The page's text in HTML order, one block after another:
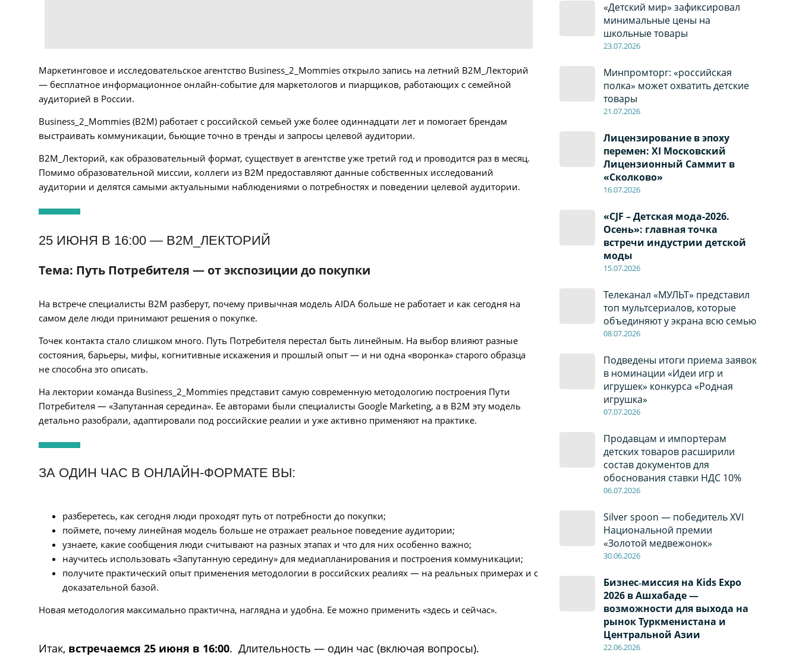
«Детский мир» зафиксировал
минимальные цены на
школьные товары
23.07.2026
Минпромторг: «российская
полка» может охватить детские
товары
21.07.2026
Лицензирование в эпоху
перемен: XI Московский
Лицензионный Саммит в
«Сколково»
16.07.2026
«CJF – Детская мода-2026.
Осень»: главная точка
встречи индустрии детской
моды
15.07.2026
Телеканал «МУЛЬТ» представил
топ мультсериалов, которые
объединяют у экрана всю семью
08.07.2026
Подведены итоги приема заявок
в номинации «Идеи игр и
игрушек» конкурса «Родная
игрушка»
07.07.2026
Продавцам и импортерам
детских товаров расширили
состав документов для
обоснования ставки НДС 10%
06.07.2026
Silver spoon — победитель XVI
Национальной премии
«Золотой медвежонок»
30.06.2026
Бизнес‑миссия на Kids Expo
2026 в Ашхабаде —
возможности для выхода на
рынок Туркменистана и
Центральной Азии
22.06.2026
Маркетинговое и исследовательское агентство Business_2_Mommies открыло запись на летний B2M_Лекторий
— бесплатное информационное онлайн-событие для маркетологов и пиарщиков, работающих с семейной
аудиторией в России.
Business_2_Mommies (B2M) работает с российской семьей уже более одиннадцати лет и помогает брендам
выстраивать коммуникации, бьющие точно в тренды и запросы целевой аудитории.
B2M_Лекторий, как образовательный формат, существует в агентстве уже третий год и проводится раз в месяц.
Помимо образовательной миссии, коллеги из B2M предоставляют данные собственных исследований
аудитории и делятся самыми актуальными наблюдениями о потребностях и поведении целевой аудитории.
25 ИЮНЯ В 16:00 — B2M_ЛЕКТОРИЙ
Тема: Путь Потребителя — от экспозиции до покупки
На встрече специалисты B2M разберут, почему привычная модель AIDA больше не работает и как сегодня на
самом деле люди принимают решения о покупке.
Точек контакта стало слишком много. Путь Потребителя перестал быть линейным. На выбор влияют разные
состояния, барьеры, мифы, когнитивные искажения и прошлый опыт — и ни одна «воронка» старого образца
не способна это описать.
На лектории команда Business_2_Mommies представит самую современную методологию построения Пути
Потребителя — «Запутанная середина». Ее авторами были специалисты Google Marketing, а в B2M эту модель
детально разобрали, адаптировали под российские реалии и уже активно применяют на практике.
ЗА ОДИН ЧАС В ОНЛАЙН-ФОРМАТЕ ВЫ:
разберетесь, как сегодня люди проходят путь от потребности до покупки;
поймете, почему линейная модель больше не отражает реальное поведение аудитории;
узнаете, какие сообщения люди считывают на разных этапах и что для них особенно важно;
научитесь использовать «Запутанную середину» для медиапланирования и построения коммуникации;
получите практический опыт применения методологии в российских реалиях — на реальных примерах и с
доказательной базой.
Новая методология максимально практична, наглядна и удобна. Ее можно применить «здесь и сейчас».
Итак, встречаемся 25 июня в 16:00. Длительность — один час (включая вопросы).